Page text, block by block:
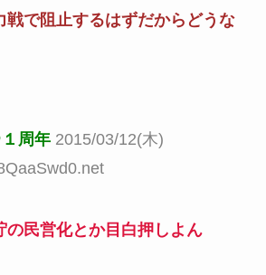
戦で阻止するはずだからどうな
周年 2015/03/12(木)
の民営化とか目白押しよん